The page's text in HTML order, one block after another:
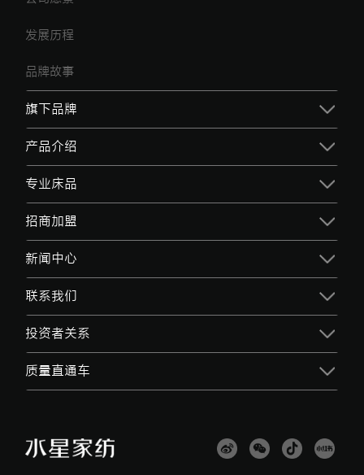
发展历程
品牌故事
旗下品牌
产品介绍
专业床品
招商加盟
新闻中心
联系我们
投资者关系
质量直通车